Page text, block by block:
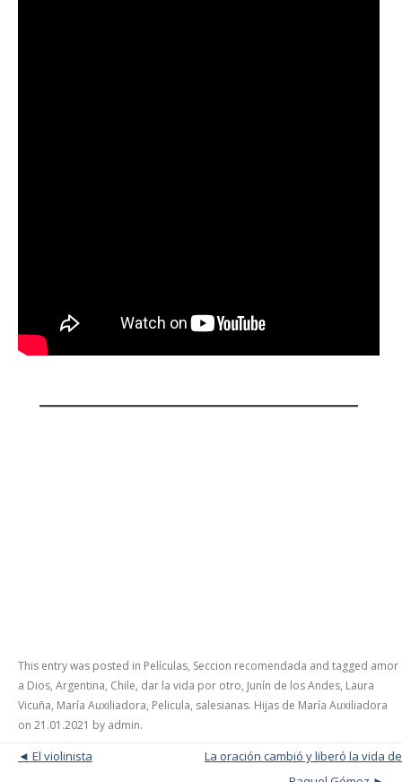
This entry was posted in Películas, Seccion recomendada and tagged amor
a Dios, Argentina, Chile, dar la vida por otro, Junín de los Andes, Laura
Vicuña, María Auxiliadora, Pelicula, salesianas. Hijas de María Auxiliadora
on 21.01.2021 by admin.
Post navigation
La oración cambió y liberó la vida de
El violinista